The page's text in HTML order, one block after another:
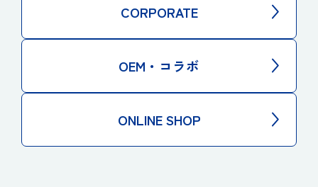
CORPORATE
OEM・コラボ
ONLINE SHOP